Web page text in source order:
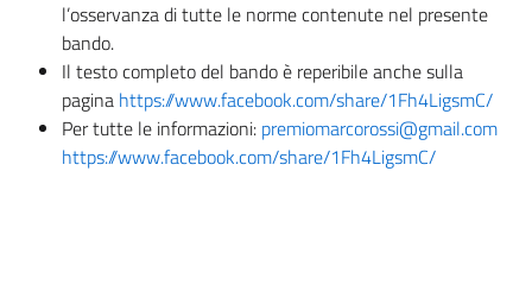
l’osservanza di tutte le norme contenute nel presente
bando.
Il testo completo del bando è reperibile anche sulla
pagina https://www.facebook.com/share/1Fh4LigsmC/
Per tutte le informazioni: premiomarcorossi@gmail.com
https://www.facebook.com/share/1Fh4LigsmC/